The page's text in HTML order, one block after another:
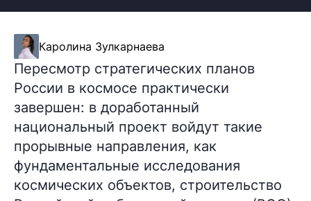
Каролина Зулкарнаева
Пересмотр стратегических планов
России в космосе практически
завершен: в доработанный
национальный проект войдут такие
прорывные направления, как
фундаментальные исследования
космических объектов, строительство